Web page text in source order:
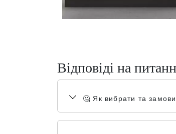
Відповіді на
🤔 Як вибрати та